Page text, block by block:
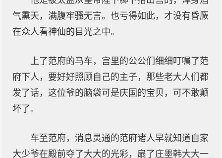
气熏天，满腹牢骚无言。也亏得如此，才没有昏厥
在众人看神仙的目光之中。
上了范府的马车，宫里的公公们细细叮嘱了范
府下人，要好好照顾自己的主子，那些老大人们都
发了话，这位爷的脑袋可是庆国的宝贝，可不敢颠
坏了。
车至范府，消息灵通的范府诸人早就知道自家
大少爷在殿前夺了大大的光彩，扇了庄墨韩大大一